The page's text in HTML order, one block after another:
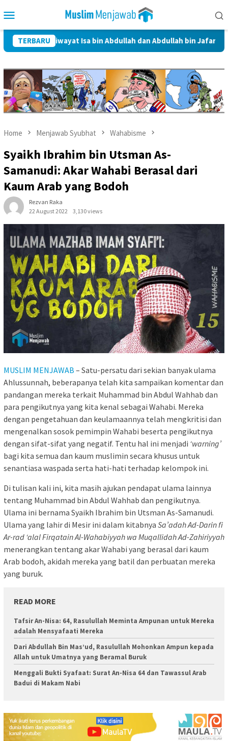
to
Menu
TERBARU
Riwayat Isa bin Abdullah dan Abdullah bin Jafar Al-Thayyar
Home Menjawab Syubhat Wahabisme
Syaikh Ibrahim bin Utsman As-
Samanudi: Akar Wahabi Berasal dari
Kaum Arab yang Bodoh
Rezvan Raka
22 August 2022
3,130 views
MUSLIM MENJAWAB – Satu-persatu dari sekian banyak ulama
Ahlussunnah, beberapanya telah kita sampaikan komentar dan
pandangan mereka terkait Muhammad bin Abdul Wahhab dan
para pengikutnya yang kita kenal sebagai Wahabi. Mereka
dengan pengetahuan dan keulamaannya telah mengkritisi dan
mengenalkan sosok pemimpin Wahabi beserta pengikutnya
dengan sifat-sifat yang negatif. Tentu hal ini menjadi ‘warning’
bagi kita semua dan kaum muslimin secara khusus untuk
senantiasa waspada serta hati-hati terhadap kelompok ini.
Di tulisan kali ini, kita masih ajukan pendapat ulama lainnya
tentang Muhammad bin Abdul Wahhab dan pengikutnya.
Ulama ini bernama Syaikh Ibrahim bin Utsman As-Samanudi.
Ulama yang lahir di Mesir ini dalam kitabnya Sa’adah Ad-Darin fi
Ar-rad ‘alal Firqatain Al-Wahabiyyah wa Muqallidah Ad-Zahiriyyah
menerangkan tentang akar Wahabi yang berasal dari kaum
Arab bodoh, akidah mereka yang batil dan perbuatan mereka
yang buruk.
READ MORE
Tafsir An-Nisa: 64, Rasulullah Meminta Ampunan untuk Mereka
adalah Mensyafaati Mereka
Dari Abdullah Bin Mas’ud, Rasulullah Mohonkan Ampun kepada
Allah untuk Umatnya yang Beramal Buruk
Menggali Bukti Syafaat: Surat An-Nisa 64 dan Tawassul Arab
Badui di Makam Nabi